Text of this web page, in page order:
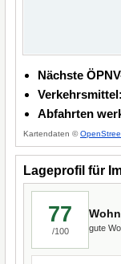
Nächste
Verkehrsmittel:
Abfahrten
Kartendaten ©
Lageprofil für
77
/100 gute